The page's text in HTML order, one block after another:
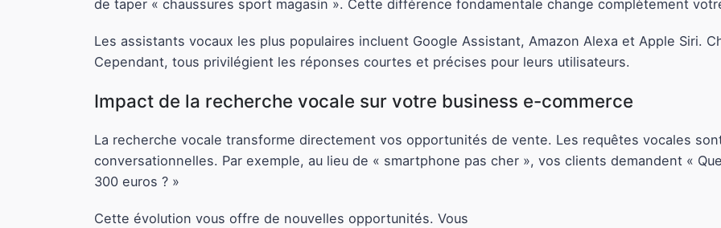
de taper « chaussures sport magasin ». Cette différence fondamentale change complètement
Les assistants vocaux les plus populaires incluent Google Assistant, Amazon Alexa et Apple Siri.
Cependant, tous privilégient les réponses courtes et précises pour leurs utilisateurs.
Impact de la recherche vocale sur votre business e-commerce
La recherche vocale transforme directement vos opportunités de vente. Les requêtes vocales
conversationnelles. Par exemple, au lieu de « smartphone pas cher », vos clients demandent «
300 euros ? »
Cette évolution vous offre de nouvelles opportunités. Vous